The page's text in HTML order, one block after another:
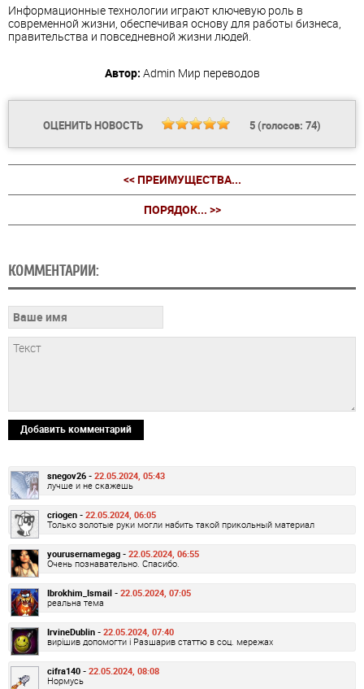
Информационные технологии играют ключевую роль в
современной жизни, обеспечивая основу для работы бизнеса,
правительства и повседневной жизни людей.
Автор: Admin Мир переводов
ОЦЕНИТЬ НОВОСТЬ 5(голосов: 74)
<< ПРЕИМУЩЕСТВА...
ПОРЯДОК... >>
КОММЕНТАРИИ:
Добавить комментарий
snegov26 - 22.05.2024, 05:43
лучше и не скажешь
criogen - 22.05.2024, 06:05
Только золотые руки могли набить такой прикольный материал
yourusernamegag - 22.05.2024, 06:55
Очень познавательно. Спасибо.
Ibrokhim_Ismail - 22.05.2024, 07:05
реальна тема
IrvineDublin - 22.05.2024, 07:40
вирішив допомогти і Разшарив статтю в соц. мережах
cifra140 - 22.05.2024, 08:08
Нормусь